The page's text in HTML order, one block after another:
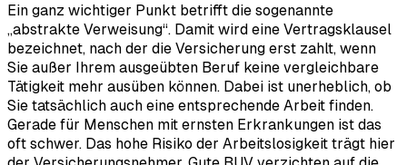
Ein ganz wichtiger Punkt betrifft die sogenannte
„abstrakte Verweisung“. Damit wird eine Vertragsklausel
bezeichnet, nach der die Versicherung erst zahlt, wenn
Sie außer Ihrem ausgeübten Beruf keine vergleichbare
Tätigkeit mehr ausüben können. Dabei ist unerheblich, ob
Sie tatsächlich auch eine entsprechende Arbeit finden.
Gerade für Menschen mit ernsten Erkrankungen ist das
oft schwer. Das hohe Risiko der Arbeitslosigkeit trägt hier